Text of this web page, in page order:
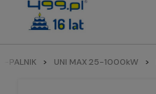
PALNIK UNI MAX 25-1000kW